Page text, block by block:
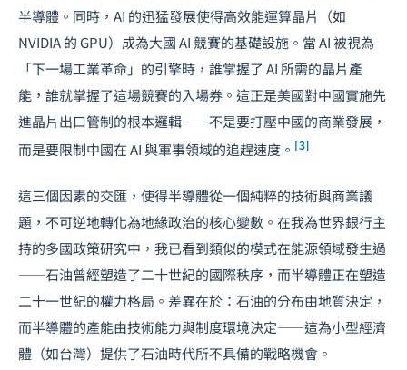
半導體。同時，AI 的迅猛發展使得高效能運算晶片（如
NVIDIA 的 GPU）成為大國 AI 競賽的基礎設施。當 AI 被視為
「下一場工業革命」的引擎時，誰掌握了 AI 所需的晶片產
能，誰就掌握了這場競賽的入場券。這正是美國對中國實施先
進晶片出口管制的根本邏輯——不是要打壓中國的商業發展，
而是要限制中國在 AI 與軍事領域的追趕速度。 [3]
這三個因素的交匯，使得半導體從一個純粹的技術與商業議
題，不可逆地轉化為地緣政治的核心變數。在我為世界銀行主
持的多國政策研究中，我已看到類似的模式在能源領域發生過
——石油曾經塑造了二十世紀的國際秩序，而半導體正在塑造
二十一世紀的權力格局。差異在於：石油的分布由地質決定，
而半導體的產能由技術能力與制度環境決定——這為小型經濟
體（如台灣）提供了石油時代所不具備的戰略機會。